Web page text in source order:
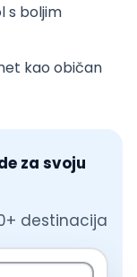
s boljim
kao običan
za svoju
destinacija